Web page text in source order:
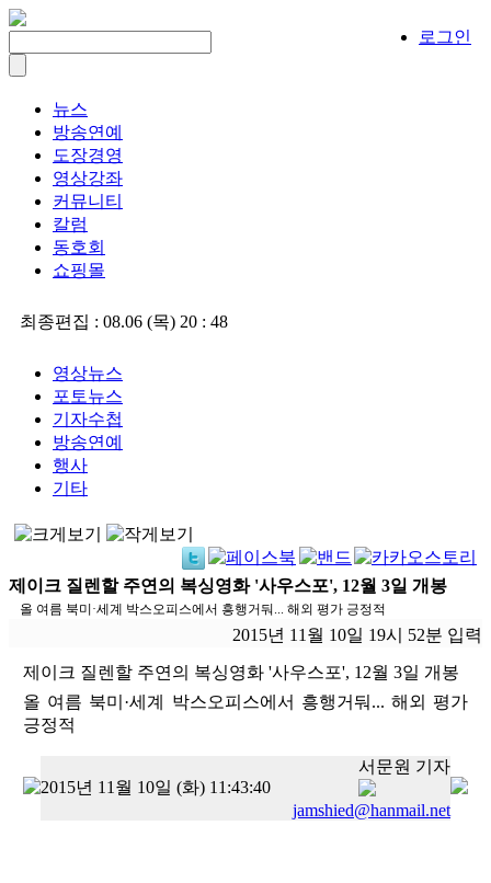
로그인
뉴스
방송연예
도장경영
영상강좌
커뮤니티
칼럼
동호회
쇼핑몰
최종편집 : 08.06 (목) 20 : 48
영상뉴스
포토뉴스
기자수첩
방송연예
행사
기타
제이크 질렌할 주연의 복싱영화 '사우스포', 12월 3일 개봉
올 여름 북미·세계 박스오피스에서 흥행거둬... 해외 평가 긍정적
2015년 11월 10일 19시 52분 입력
제이크 질렌할 주연의 복싱영화 '사우스포', 12월 3일 개봉
올 여름 북미·세계 박스오피스에서 흥행거둬... 해외 평가
긍정적
2015년 11월 10일 (화) 11:43:40
서문원 기자
jamshied@hanmail.net